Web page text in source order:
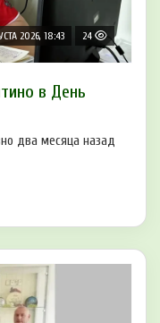
2026, 18:43 24
в День
два месяца назад